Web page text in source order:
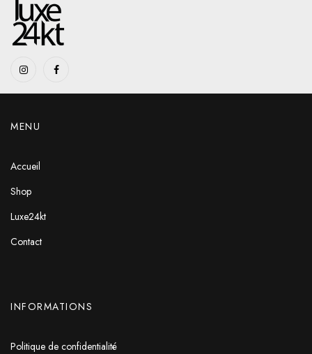
MENU
Accueil
Shop
Luxe24kt
Contact
INFORMATIONS
Politique de confidentialité